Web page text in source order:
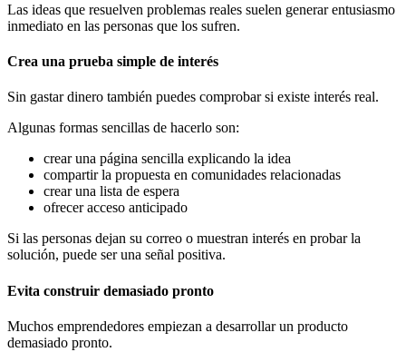
Las ideas que resuelven problemas reales suelen generar entusiasmo
inmediato en las personas que los sufren.
Crea una prueba simple de interés
Sin gastar dinero también puedes comprobar si existe interés real.
Algunas formas sencillas de hacerlo son:
crear una página sencilla explicando la idea
compartir la propuesta en comunidades relacionadas
crear una lista de espera
ofrecer acceso anticipado
Si las personas dejan su correo o muestran interés en probar la
solución, puede ser una señal positiva.
Evita construir demasiado pronto
Muchos emprendedores empiezan a desarrollar un producto
demasiado pronto.